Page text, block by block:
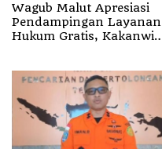
Wagub Malut Apresiasi
Pendampingan Layanan
Hukum Gratis, Kakanwil: